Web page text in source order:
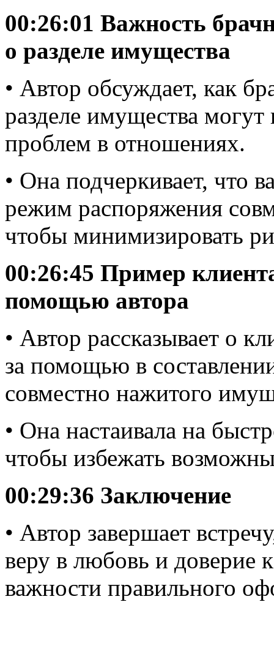
00:26:01 Важность
о разделе имущества
• Автор обсуждает, как
разделе имущества
проблем в отношениях.
• Она подчеркивает, что
режим распоряжения
чтобы минимизировать
00:26:45 Пример
помощью автора
• Автор рассказывает о
за помощью в
совместно нажитого
• Она настаивала на
чтобы избежать
00:29:36 Заключение
• Автор завершает
веру в любовь и доверие
важности правильного